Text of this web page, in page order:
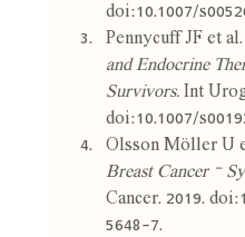
doi:10.1007/
Pennycuff JF et al.
and Endocrine
Survivors. Int
doi:10.1007/
Olsson Möller U
Breast Cancer –
Cancer. 2019.
5648-7.